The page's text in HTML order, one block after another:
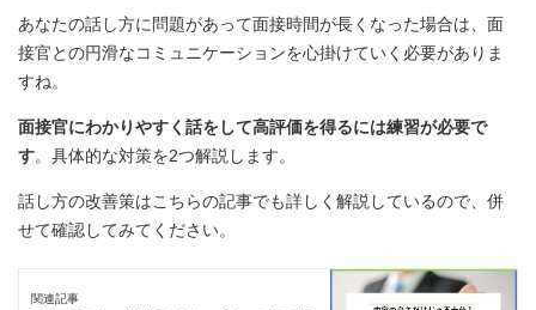
あなたの話し方に問題があって面接時間が長くなった場合は、面
接官との円滑なコミュニケーションを心掛けていく必要がありま
すね。
面接官にわかりやすく話をして高評価を得るには練習が必要で
す。具体的な対策を2つ解説します。
話し方の改善策はこちらの記事でも詳しく解説しているので、併
せて確認してみてください。
関連記事